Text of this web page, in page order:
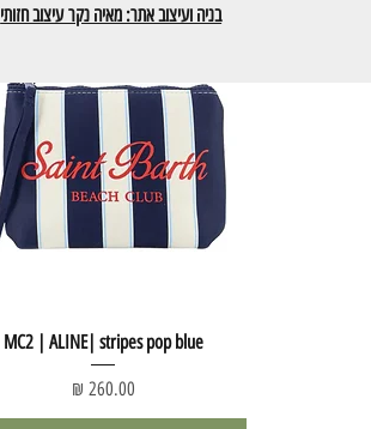
MC2 | ALINE| stripes pop blue
מחיר
בניה ועיצוב אתר: מאיה נקר עיצוב חזותי